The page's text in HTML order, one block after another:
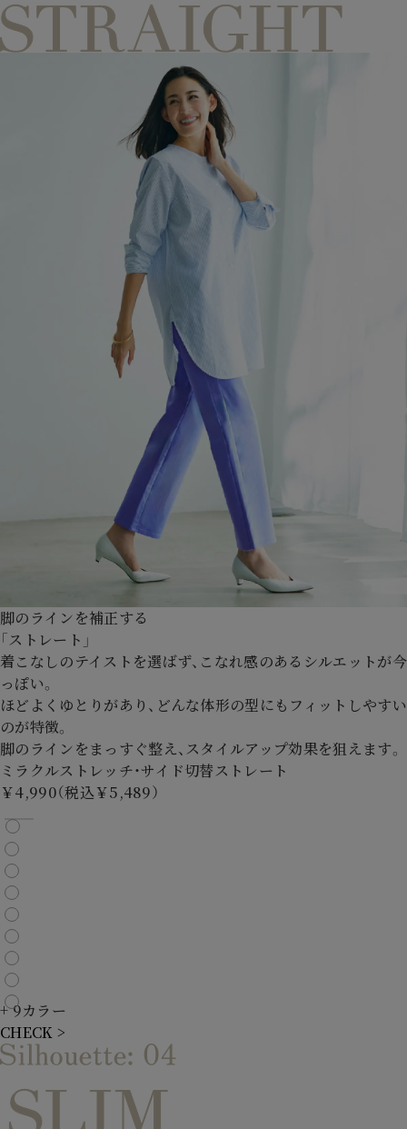
脚のラインを補正する
「ストレート」
着こなしのテイストを選ばず、こなれ感のあるシルエットが今
っぽい。
ほどよくゆとりがあり、どんな体形の型にもフィットしやすい
のが特徴。
脚のラインをまっすぐ整え、スタイルアップ効果を狙えます。
ミラクルストレッチ・サイド切替ストレート
￥4,990（税込￥5,489）
+ 9カラー
CHECK >